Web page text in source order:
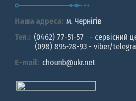
Наша адреса: м. Чернiгiв
Тел.: (0462) 77-51-57 - сервісний
(098) 895-28-93 - viber/
E-mail: chounb@ukr.net